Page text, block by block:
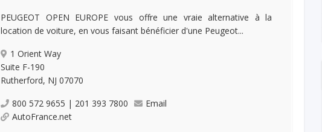
PEUGEOT OPEN EUROPE vous offre une vraie alternative à la
location de voiture, en vous faisant bénéficier d'une Peugeot...
1 Orient Way
Suite F-190
Rutherford, NJ 07070
800 572 9655 | 201 393 7800
Email
AutoFrance.net